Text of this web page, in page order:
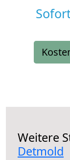
Weitere
Detmold